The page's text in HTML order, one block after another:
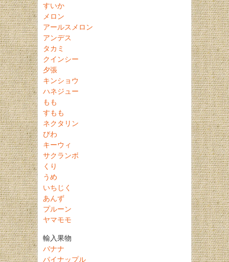
すいか
メロン
アールスメロン
アンデス
タカミ
クインシー
夕張
キンショウ
ハネジュー
もも
すもも
ネクタリン
びわ
キーウィ
サクランボ
くり
うめ
いちじく
あんず
プルーン
ヤマモモ
輸入果物
バナナ
パイナップル